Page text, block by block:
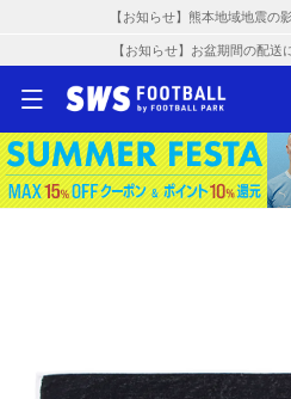
【お知らせ】熊本地域地震の
【お知らせ】お盆期間の配送